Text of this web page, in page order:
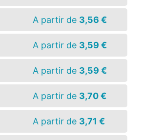
A partir de 3,56 €
A partir de 3,59 €
A partir de 3,59 €
A partir de 3,70 €
A partir de 3,71 €